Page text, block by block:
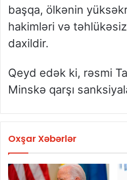
başqa, ölkənin
hakimləri və
daxildir.
Qeyd edək ki, rəsmi
Minskə qarşı
Oxşar Xəbərlər